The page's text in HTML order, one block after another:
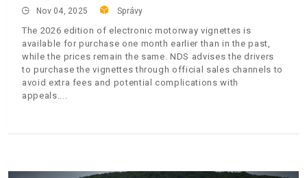
Nov 04, 2025 Správy
The 2026 edition of electronic motorway vignettes is
available for purchase one month earlier than in the past,
while the prices remain the same. NDS advises the drivers
to purchase the vignettes through official sales channels to
avoid extra fees and potential complications with
appeals.